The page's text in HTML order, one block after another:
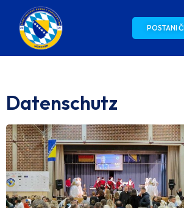
POSTANI
Datenschutz